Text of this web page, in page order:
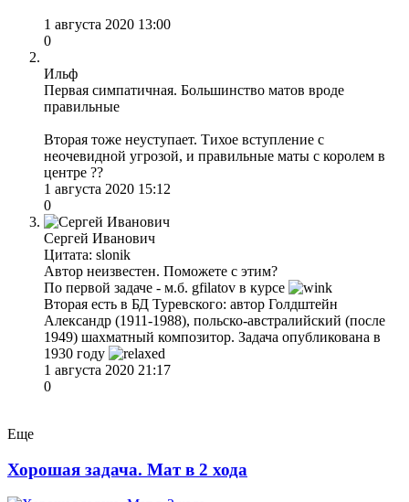
1 августа 2020 13:00
0
Ильф
Первая симпатичная. Большинство матов вроде
правильные
Вторая тоже неуступает. Тихое вступление с
неочевидной угрозой, и правильные маты с королем в
центре ??
1 августа 2020 15:12
0
Сергей Иванович
Цитата: slonik
Автор неизвестен. Поможете с этим?
По первой задаче - м.б. gfilatov в курсе
Вторая есть в БД Туревского: автор Голдштейн
Александр (1911-1988), польско-австралийский (после
1949) шахматный композитор. Задача опубликована в
1930 году
1 августа 2020 21:17
0
Еще
Хорошая задача. Мат в 2 хода